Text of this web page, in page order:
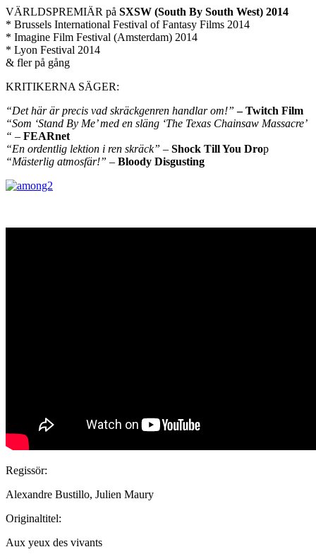
VÄRLDSPREMIÄR på SXSW (South By South West) 2014
* Brussels International Festival of Fantasy Films 2014
* Imagine Film Festival (Amsterdam) 2014
* Lyon Festival 2014
& fler på gång
KRITIKERNA SÄGER:
“Det här är precis vad skräckgenren handlar om!” – Twitch Film
“Som ‘Stand By Me’ med en släng ‘The Texas Chainsaw Massacre’
“ – FEARnet
“En ordentlig lektion i ren skräck” – Shock Till You Drop
“Mästerlig atmosfär!” – Bloody Disgusting
Regissör:
Alexandre Bustillo, Julien Maury
Originaltitel:
Aux yeux des vivants